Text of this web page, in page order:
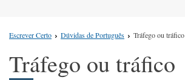
Escrever Certo Dúvidas de Português Tráfego ou tráfico
Tráfego ou tráfico